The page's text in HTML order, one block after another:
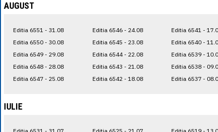
AUGUST
Editia 6551 - 31.08
Editia 6550 - 30.08
Editia 6549 - 29.08
Editia 6548 - 28.08
Editia 6547 - 25.08
Editia 6546 - 24.08
Editia 6545 - 23.08
Editia 6544 - 22.08
Editia 6543 - 21.08
Editia 6542 - 18.08
Editia 6541 -
Editia 6540 -
Editia 6539 -
Editia 6538 -
Editia 6537 -
IULIE
Editia 6531 - 31.07 Editia 6525 - 21.07 Editia 6519 -